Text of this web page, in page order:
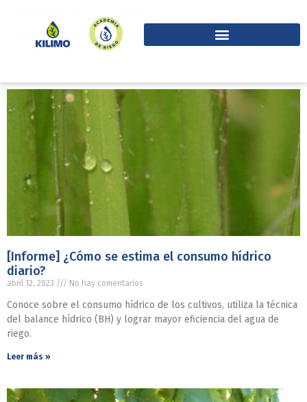
[Informe] ¿Cómo se estima el consumo hídrico
diario?
abril 12, 2023 No hay comentarios
Conoce sobre el consumo hídrico de los cultivos, utiliza la técnica
del balance hídrico (BH) y lograr mayor eficiencia del agua de
riego.
Leer más »